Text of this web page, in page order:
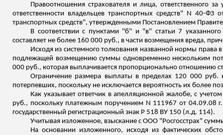
Правоотношения страхователя и лица, ответственного
ответственности владельцев транспортных средств" N 40-ФЗ
транспортных средств", утвержденными Постановлением
В соответствии с пунктами "б" и "в" статьи 7
составляет не более 160 000 руб., в части возмещения вреда,
Исходя из системного толкования названной нормы права
подлежащей возмещению суммы одновременно нескольким
000 руб., которая выплачивается пропорционально отношению
Ограничение размера выплаты в пределах 120 000
потерпевших, поскольку не исключается вероятность их более
Как указывает ответчик в апелляционной жалобе, с
руб., поскольку платежным поручением N 111967 от
государственный регистрационный знак Р 518 ВУ 150 (л.д. 114).
Учитывая изложенное, взыскание с ООО "Росгосстрах"
На основании изложенного, исходя из фактических